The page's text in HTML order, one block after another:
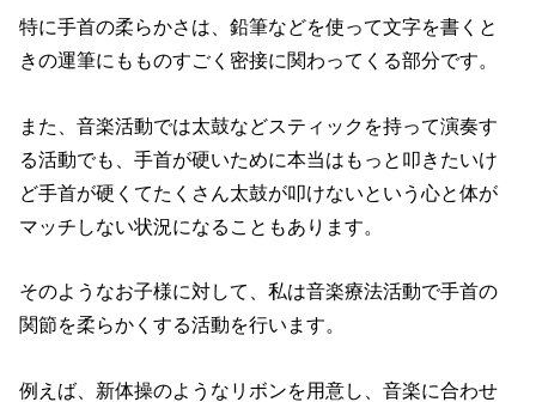
特に手首の柔らかさは、鉛筆などを使って文字を書くと
きの運筆にもものすごく密接に関わってくる部分です。
また、音楽活動では太鼓などスティックを持って演奏す
る活動でも、手首が硬いために本当はもっと叩きたいけ
ど手首が硬くてたくさん太鼓が叩けないという心と体が
マッチしない状況になることもあります。
そのようなお子様に対して、私は音楽療法活動で手首の
関節を柔らかくする活動を行います。
例えば、新体操のようなリボンを用意し、音楽に合わせ